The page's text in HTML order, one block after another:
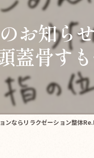
お知ら
蓋骨す
ンならリラクゼーション整体